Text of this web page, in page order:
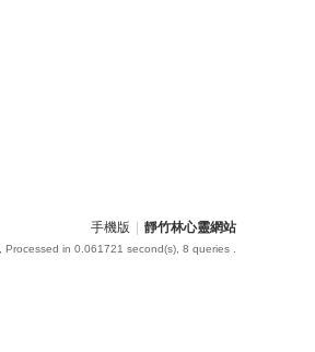
手機版 靜竹林心靈網站
, Processed in 0.061721 second(s), 8 queries .